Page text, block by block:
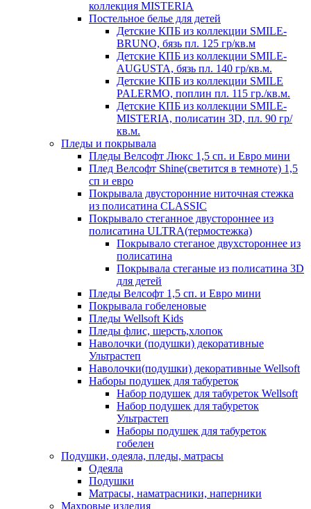
коллекция MISTERIA
Постельное белье для детей
Детские КПБ из коллекции SMILE-
BRUNO, бязь пл. 125 гр/кв.м
Детские КПБ из коллекции SMILE-
AUGUSTA, бязь пл. 140 гр/кв.м.
Детские КПБ из коллекции SMILE
PALERMO, поплин пл. 115 гр./кв.м.
Детские КПБ из коллекции SMILE-
MISTERIA, полисатин 3D, пл. 90 гр/
кв.м.
Пледы и покрывала
Пледы Велсофт Люкс 1,5 сп. и Евро мини
Плед Велсофт Shine(светится в темноте) 1,5
сп и евро
Покрывала двусторонние ниточная стежка
из полисатина CLASSIC
Покрывало стеганное двустороннее из
полисатина ULTRA(термостежка)
Покрывало стеганое двухстороннее из
полисатина
Покрывала стеганые из полисатина 3D
для детей
Пледы Велсофт 1,5 сп. и Евро мини
Покрывала гобеленовые
Пледы Wellsoft Kids
Пледы флис, шерсть,хлопок
Наволочки (подушки) декоративные
Ультрастеп
Наволочки(подушки) декоративные Wellsoft
Наборы подушек для табуреток
Набор подушек для табуреток Wellsoft
Набор подушек для табуреток
Ультрастеп
Наборы подушек для табуреток
гобелен
Подушки, одеяла, пледы, матрасы
Одеяла
Подушки
Матрасы, наматрасники, наперники
Махровые изделия